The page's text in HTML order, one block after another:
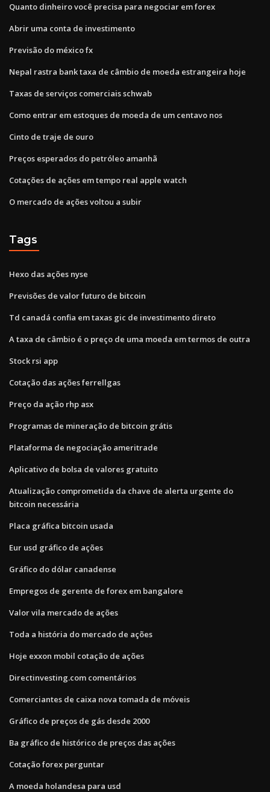
Quanto dinheiro você precisa para negociar em forex
Abrir uma conta de investimento
Previsão do méxico fx
Nepal rastra bank taxa de câmbio de moeda estrangeira hoje
Taxas de serviços comerciais schwab
Como entrar em estoques de moeda de um centavo nos
Cinto de traje de ouro
Preços esperados do petróleo amanhã
Cotações de ações em tempo real apple watch
O mercado de ações voltou a subir
Tags
Hexo das ações nyse
Previsões de valor futuro de bitcoin
Td canadá confia em taxas gic de investimento direto
A taxa de câmbio é o preço de uma moeda em termos de outra
Stock rsi app
Cotação das ações ferrellgas
Preço da ação rhp asx
Programas de mineração de bitcoin grátis
Plataforma de negociação ameritrade
Aplicativo de bolsa de valores gratuito
Atualização comprometida da chave de alerta urgente do
bitcoin necessária
Placa gráfica bitcoin usada
Eur usd gráfico de ações
Gráfico do dólar canadense
Empregos de gerente de forex em bangalore
Valor vila mercado de ações
Toda a história do mercado de ações
Hoje exxon mobil cotação de ações
Directinvesting.com comentários
Comerciantes de caixa nova tomada de móveis
Gráfico de preços de gás desde 2000
Ba gráfico de histórico de preços das ações
Cotação forex perguntar
A moeda holandesa para usd